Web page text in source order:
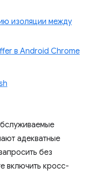
изоляции между
в Android Chrome
адекватные
без
включить кросс-